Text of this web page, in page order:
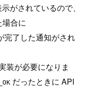
がされているので、
合に
完了した通知がされ
装が必要になりま
だったときに API